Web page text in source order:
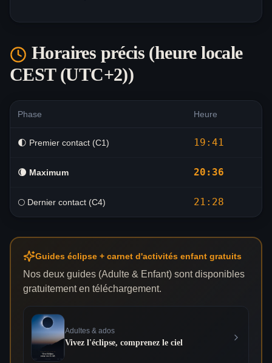
Horaires précis (heure locale
CEST (UTC+2))
Phase Heure
🌓 Premier contact (C1) 19:41
🌘 Maximum 20:36
🌕 Dernier contact (C4) 21:28
Guides éclipse + carnet d'activités enfant gratuits
Nos deux guides (Adulte & Enfant) sont disponibles
gratuitement en téléchargement.
Adultes & ados
Vivez l'éclipse, comprenez le ciel